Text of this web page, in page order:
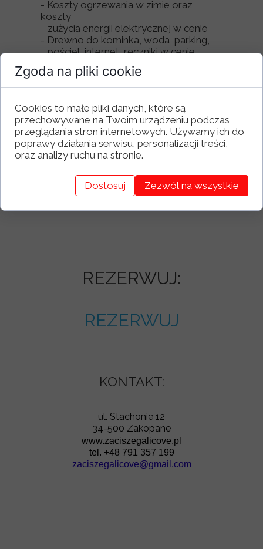
- Koszty ogrzewania w zimie oraz
koszty
zużycia energii elektrycznej w cenie
- Drewno do kominka, woda, parking,
pościel, internet, ręczniki w cenie
Zalety:
- Położenie w zacisznym miejscu
- Widok na Tatry
- Blisko przystanek autobusowy, z
bezpośrednie połączenia do centrum
- Blisko kompleks narciarski Harenda
REZERWUJ:
REZERWUJ
KONTAKT:
ul. Stachonie 12
34-500 Zakopane
www.zaciszegalicove.pl
tel. +48 791 357 199
zaciszegalicove@gmail.com
Zgoda na pliki cookie
Cookies to małe pliki danych, które są
przechowywane na Twoim urządzeniu podczas
przeglądania stron internetowych. Używamy ich do
poprawy działania serwisu, personalizacji treści,
oraz analizy ruchu na stronie.
Dostosuj Zezwól na wszystkie